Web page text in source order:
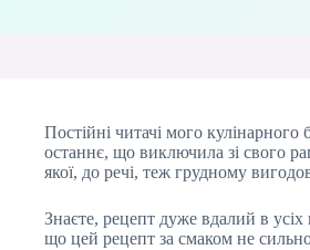
Постійні читачі мого
останнє, що виключила зі свого
якої, до речі, теж грудному
Знаєте, рецепт дуже вдалий в
що цей рецепт за смаком не сильно